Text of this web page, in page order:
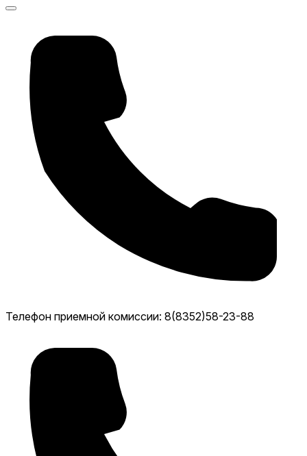
Телефон приемной комиссии: 8(8352)58-23-88